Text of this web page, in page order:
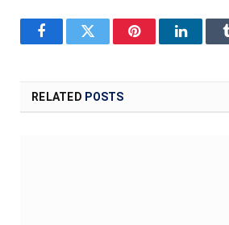
FacebookTwitter Pinterest
RELATED POSTS